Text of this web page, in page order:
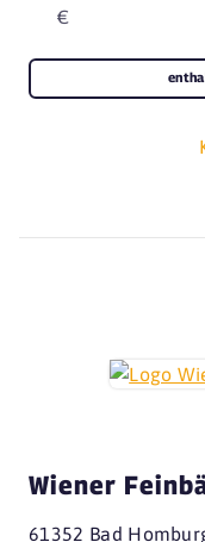
€
Wiener
61352 Bad